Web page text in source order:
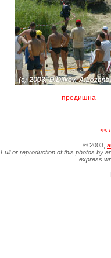
предишна
<<
© 2003,
Full or reproduction of this photos by
express